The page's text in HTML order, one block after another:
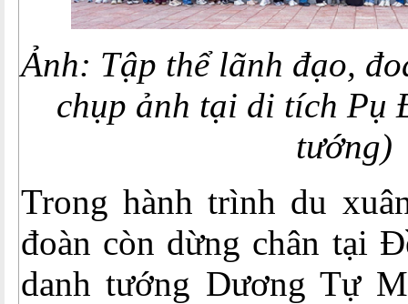
Ảnh: Tập thể lãnh đạo,
chụp ảnh tại di tích Pụ
tướng)
Trong hành trình du
đoàn còn dừng chân tại
danh tướng Dương Tự